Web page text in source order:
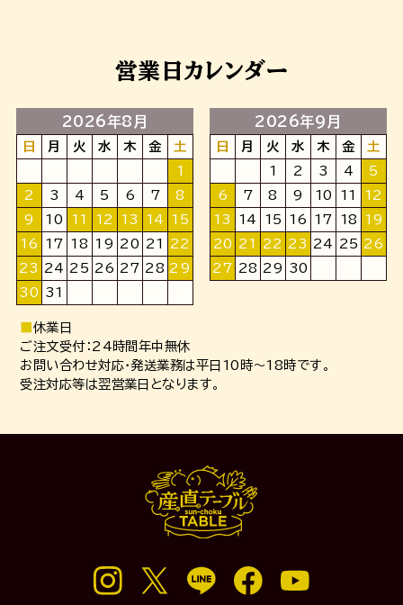
営業日カレンダー
2026年8月
日 月 火 水 木 金
土
1
2
3 4 5 6 7
8
9
10 11 12 13 14
15
16
17 18 19 20 21
22
23 24 25 26 27 28 29
30 31
2026年9月
日 月 火 水 木 金
土
1
2 3 4
5
6
7 8 9 10 11
12
13
14 15 16 17 18
19
20 21 22 23 24 25 26
27 28 29 30
■休業日
ご注文受付：24時間年中無休
お問い合わせ対応・発送業務は平日10時～18時です。
受注対応等は翌営業日となります。